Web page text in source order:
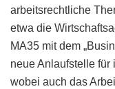
arbeitsrechtliche
etwa die
MA35 mit dem
neue Anlaufstelle für
wobei auch das